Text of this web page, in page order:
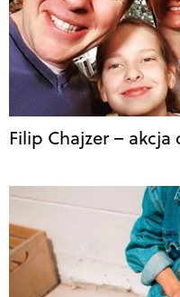
Filip Chajzer –